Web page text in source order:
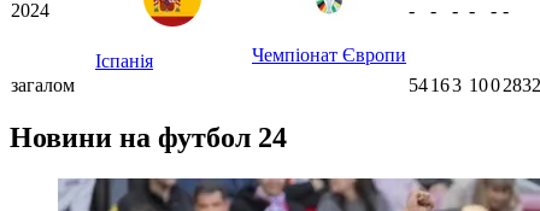
2024
Іспанія Чемпіонат Європи
- - - - - -
загалом 54163 100
Новини на футбол 24